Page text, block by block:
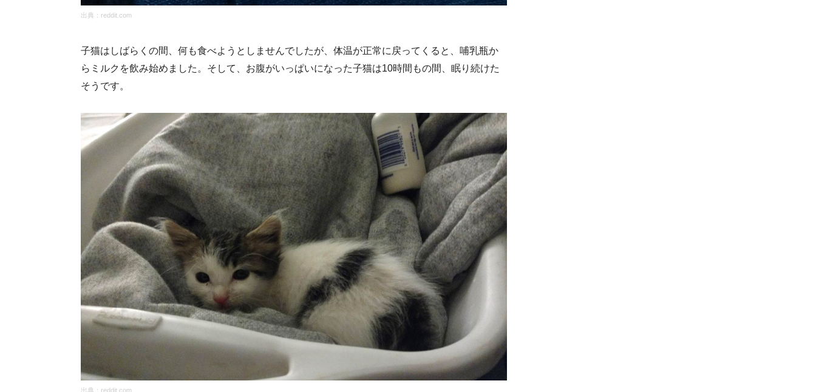
出典： reddit.com
子猫はしばらくの間、何も食べようとしませんでしたが、体温が正常に戻ってくると、哺乳瓶か
らミルクを飲み始めました。そして、お腹がいっぱいになった子猫は10時間もの間、眠り続けた
そうです。
出典： reddit.com